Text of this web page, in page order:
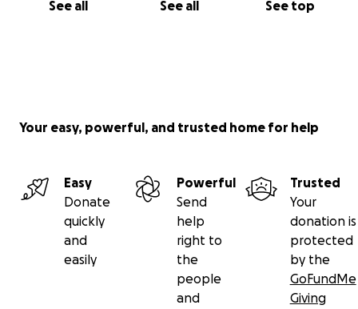
See all See all See top
Your easy, powerful, and trusted home for help
Easy
Donate
quickly
and
easily
Powerful
Send
help
right to
the
people
and
Trusted
Your
donation is
protected
by the
GoFundMe
Giving